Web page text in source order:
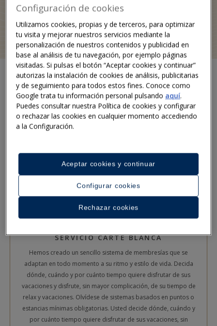
extraordinario, privilegios en exclusividad, servicios
personalizado y atenciones diferenciales en destinos
vacacionales de ensueño alrededor del mundo a nuestros
clientes más sofisticados.
¿Qué le ofrece The Club?
SERVICIO CARTE BLANCA
Hemos creado un sencillo sistema de membresías que se
adaptan en todo momento a su ritmo y estilo de vida. Decida
dónde, cuándo y por cuánto tiempo quiere disfrutar de sus
vacaciones y disfrute, sin mayor complicación, de su tiempo de
relax y vacaciones. Olvídese de sistemas basados en puntos o
estancias mínimas obligatorias. Usted decide dónde, cuándo y
por cuánto tiempo quiere disfrutar de sus vacaciones, sin
Configuración de cookies
Utilizamos cookies, propias y de terceros, para optimizar
tu visita y mejorar nuestros servicios mediante la
personalización de nuestros contenidos y publicidad en
base al análisis de tu navegación, por ejemplo páginas
visitadas. Si pulsas el botón “Aceptar cookies y continuar”
autorizas la instalación de cookies de análisis, publicitarias
y de seguimiento para todos estos fines. Conoce como
Google trata tu información personal pulsando aquí.
Puedes consultar nuestra Política de cookies y configurar
o rechazar las cookies en cualquier momento accediendo
a la Configuración.
Configurar cookies
Rechazar cookies
Aceptar cookies y continuar